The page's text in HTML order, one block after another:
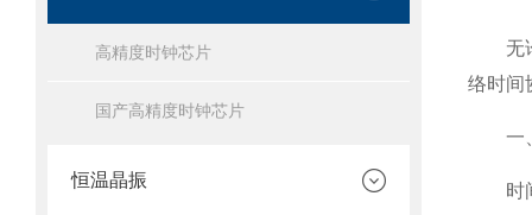
高精度时钟芯片
国产高精度时钟芯片
恒温晶振
无论
络时间
一、
时间